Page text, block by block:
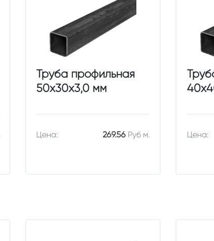
Труба профильная
50х30х3,0 мм
Цена: 269.56 Руб м. Цена: